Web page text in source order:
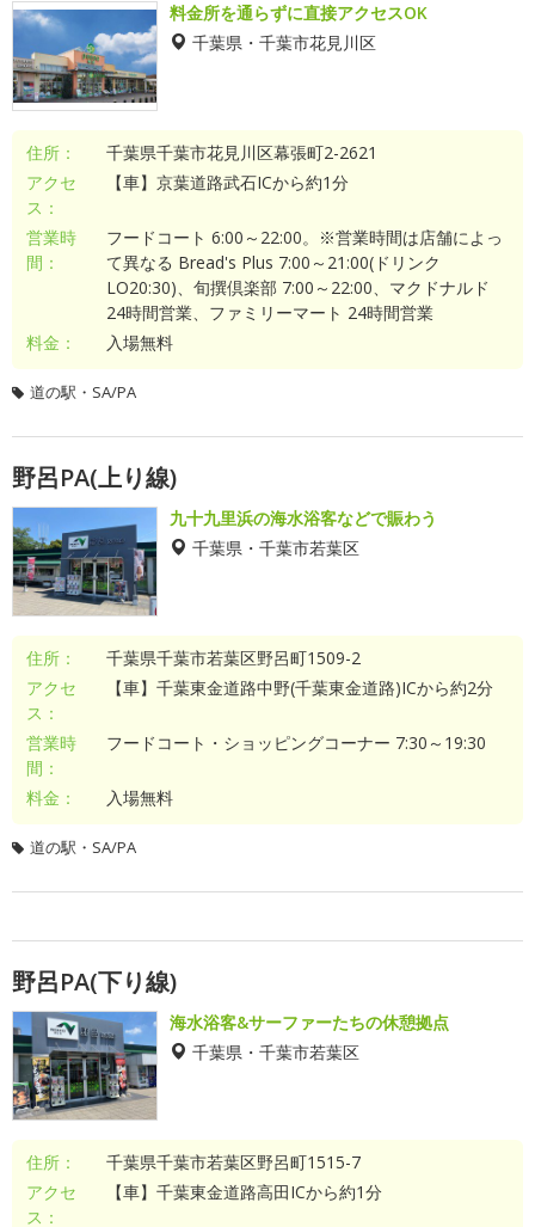
料金所を通らずに直接アクセスOK
千葉県・千葉市花見川区
住所：
千葉県千葉市花見川区幕張町2-2621
アクセ
ス：
【車】京葉道路武石ICから約1分
営業時
間：
フードコート 6:00～22:00。※営業時間は店舗によっ
て異なる Bread's Plus 7:00～21:00(ドリンク
LO20:30)、旬撰倶楽部 7:00～22:00、マクドナルド
24時間営業、ファミリーマート 24時間営業
料金：
入場無料
道の駅・SA/PA
野呂PA(上り線)
九十九里浜の海水浴客などで賑わう
千葉県・千葉市若葉区
住所：
千葉県千葉市若葉区野呂町1509-2
アクセ
ス：
【車】千葉東金道路中野(千葉東金道路)ICから約2分
営業時
間：
フードコート・ショッピングコーナー 7:30～19:30
料金： 入場無料
道の駅・SA/PA
野呂PA(下り線)
海水浴客&サーファーたちの休憩拠点
千葉県・千葉市若葉区
住所：
千葉県千葉市若葉区野呂町1515-7
アクセ
ス：
【車】千葉東金道路高田ICから約1分